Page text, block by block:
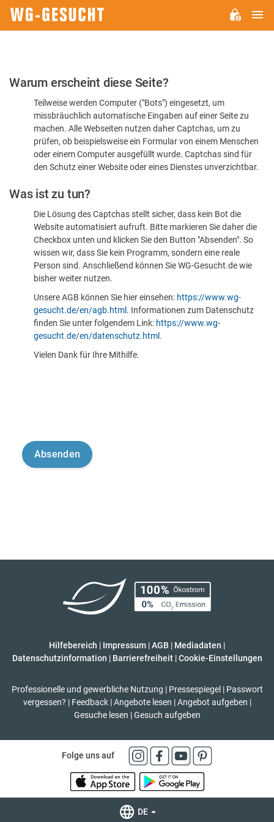
Bitte
dass
sind
Warum erscheint diese Seite?
Teilweise werden Computer ("Bots") eingesetzt, um
missbräuchlich automatische Eingaben auf einer Seite zu
machen. Alle Webseiten nutzen daher Captchas, um zu
prüfen, ob beispielsweise ein Formular von einem Menschen
oder einem Computer ausgefüllt wurde. Captchas sind für
den Schutz einer Website oder eines Dienstes unverzichtbar.
Was ist zu tun?
Die Lösung des Captchas stellt sicher, dass kein Bot die
Website automatisiert aufruft. Bitte markieren Sie daher die
Checkbox unten und klicken Sie den Button "Absenden". So
wissen wir, dass Sie kein Programm, sondern eine reale
Person sind. Anschließend können Sie WG-Gesucht.de wie
bisher weiter nutzen.
Unsere AGB können Sie hier einsehen: https://www.wg-
gesucht.de/en/agb.html . Informationen zum Datenschutz
finden Sie unter folgendem Link: https://www.wg-
gesucht.de/en/datenschutz.html .
Vielen Dank für Ihre Mithilfe.
Hilfebereich | Impressum |AGB | Mediadaten |
Datenschutzinformation | Barrierefreiheit | Cookie-Einstellungen
Professionelle und gewerbliche Nutzung | Pressespiegel | Passwort
vergessen? | Feedback | Angebote lesen | Angebot aufgeben |
Gesuche lesen | Gesuch aufgeben
Folge uns auf
DE